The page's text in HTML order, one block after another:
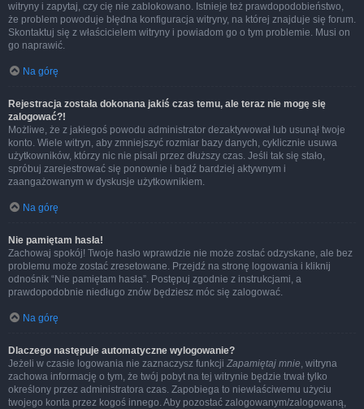
witryny i zapytaj, czy cię nie zablokowano. Istnieje też prawdopodobieństwo,
że problem powoduje błędna konfiguracja witryny, na której znajduje się forum.
Skontaktuj się z właścicielem witryny i powiadom go o tym problemie. Musi on
go naprawić.
Na górę
Rejestracja została dokonana jakiś czas temu, ale teraz nie mogę się
zalogować?!
Możliwe, że z jakiegoś powodu administrator dezaktywował lub usunął twoje
konto. Wiele witryn, aby zmniejszyć rozmiar bazy danych, cyklicznie usuwa
użytkowników, którzy nic nie pisali przez dłuższy czas. Jeśli tak się stało,
spróbuj zarejestrować się ponownie i bądź bardziej aktywnym i
zaangażowanym w dyskusje użytkownikiem.
Na górę
Nie pamiętam hasła!
Zachowaj spokój! Twoje hasło wprawdzie nie może zostać odzyskane, ale bez
problemu może zostać zresetowane. Przejdź na stronę logowania i kliknij
odnośnik “Nie pamiętam hasła”. Postępuj zgodnie z instrukcjami, a
prawdopodobnie niedługo znów będziesz móc się zalogować.
Na górę
Dlaczego następuje automatyczne wylogowanie?
Jeżeli w czasie logowania nie zaznaczysz funkcji Zapamiętaj mnie, witryna
zachowa informację o tym, że twój pobyt na tej witrynie będzie trwał tylko
określony przez administratora czas. Zapobiega to niewłaściwemu użyciu
twojego konta przez kogoś innego. Aby pozostać zalogowanym/zalogowaną,